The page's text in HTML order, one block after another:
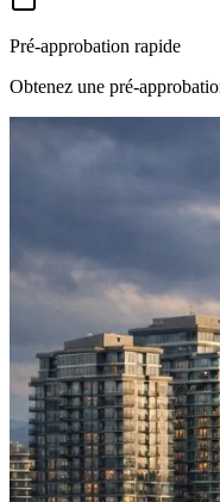
Pré-approbation rapide
Obtenez une pré-